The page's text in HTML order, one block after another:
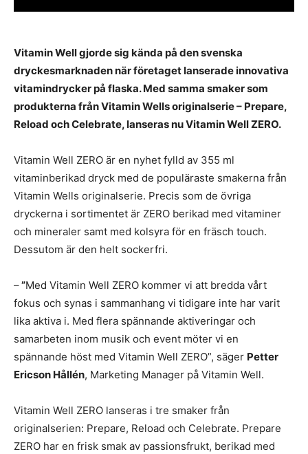
Vitamin Well gjorde sig kända på den svenska
dryckesmarknaden när företaget lanserade innovativa
vitamindrycker på flaska. Med samma smaker som
produkterna från Vitamin Wells originalserie – Prepare,
Reload och Celebrate, lanseras nu Vitamin Well ZERO.
Vitamin Well ZERO är en nyhet fylld av 355 ml
vitaminberikad dryck med de populäraste smakerna från
Vitamin Wells originalserie. Precis som de övriga
dryckerna i sortimentet är ZERO berikad med vitaminer
och mineraler samt med kolsyra för en fräsch touch.
Dessutom är den helt sockerfri.
–”Med Vitamin Well ZERO kommer vi att bredda vårt
fokus och synas i sammanhang vi tidigare inte har varit
lika aktiva i. Med flera spännande aktiveringar och
samarbeten inom musik och event möter vi en
spännande höst med Vitamin Well ZERO”, säger Petter
Ericson Hållén, Marketing Manager på Vitamin Well.
Vitamin Well ZERO lanseras i tre smaker från
originalserien: Prepare, Reload och Celebrate. Prepare
ZERO har en frisk smak av passionsfrukt, berikad med